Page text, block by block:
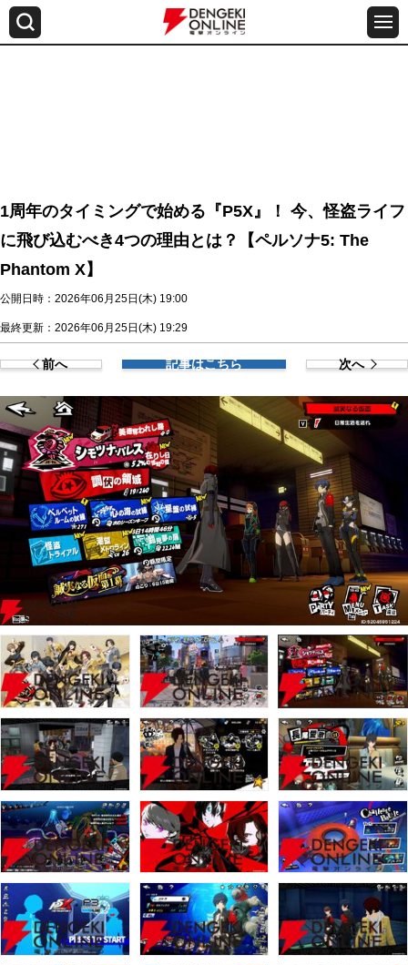
1周年のタイミングで始める『P5X』！ 今、怪盗ライフ
に飛び込むべき4つの理由とは？【ペルソナ5: The
Phantom X】
公開日時：2026年06月25日(木) 19:00
最終更新：2026年06月25日(木) 19:29
前へ 記事はこちら 次へ